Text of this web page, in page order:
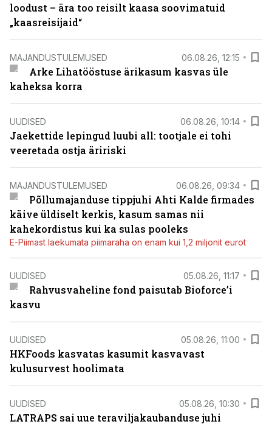
loodust – ära too reisilt kaasa soovimatuid
„kaasreisijaid“
MAJANDUSTULEMUSED 06.08.26, 12:15
Arke Lihatööstuse ärikasum kasvas üle
kaheksa korra
UUDISED 06.08.26, 10:14
Jaekettide lepingud luubi all: tootjale ei tohi
veeretada ostja äririski
MAJANDUSTULEMUSED 06.08.26, 09:34
Põllumajanduse tippjuhi Ahti Kalde firmades
käive üldiselt kerkis, kasum samas nii
kahekordistus kui ka sulas pooleks
E-Piimast laekumata piimaraha on enam kui 1,2 miljonit eurot
UUDISED 05.08.26, 11:17
Rahvusvaheline fond paisutab Bioforce’i
kasvu
UUDISED 05.08.26, 11:00
HKFoods kasvatas kasumit kasvavast
kulusurvest hoolimata
UUDISED 05.08.26, 10:30
LATRAPS sai uue teraviljakaubanduse juhi